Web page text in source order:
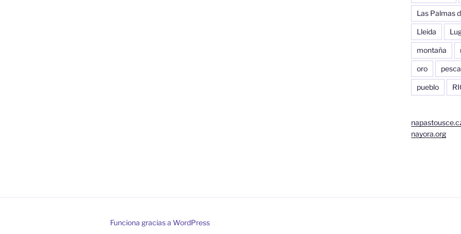
Las Palmas
Lleida
montaña
oro pesca
pueblo
nayora.org
Funciona gracias a WordPress